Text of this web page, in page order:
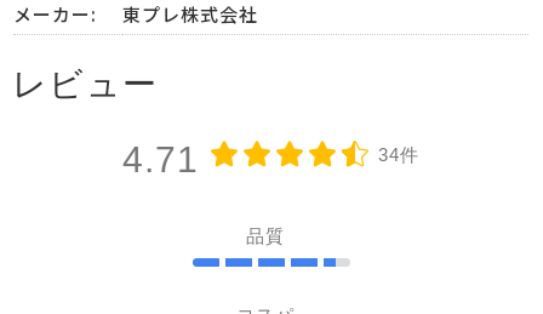
メーカー:
東プレ株式会社
レビュー
4.71 34件
品質